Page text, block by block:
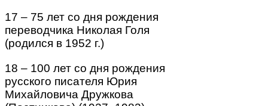
17 – 75 лет со дня рождения
переводчика Николая Голя
(родился в 1952 г.)
18 – 100 лет со дня рождения
русского писателя Юрия
Михайловича Дружкова